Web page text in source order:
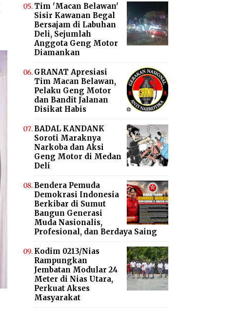
Tim 'Macan Belawan'
Sisir Kawanan Begal
Bersajam di Labuhan
Deli, Sejumlah
Anggota Geng Motor
Diamankan
GRANAT Apresiasi
Tim Macan Belawan,
Pelaku Geng Motor
dan Bandit Jalanan
Disikat Habis
BADAL KANDANK
Soroti Maraknya
Narkoba dan Aksi
Geng Motor di Medan
Deli
Bendera Pemuda
Demokrasi Indonesia
Berkibar di Sumut
Bangun Generasi
Muda Nasionalis,
Profesional, dan Berdaya Saing
Kodim 0213/Nias
Rampungkan
Jembatan Modular 24
Meter di Nias Utara,
Perkuat Akses
Masyarakat